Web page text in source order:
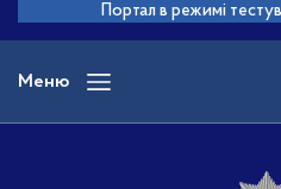
основного
вмісту
Портал в режимі
Меню